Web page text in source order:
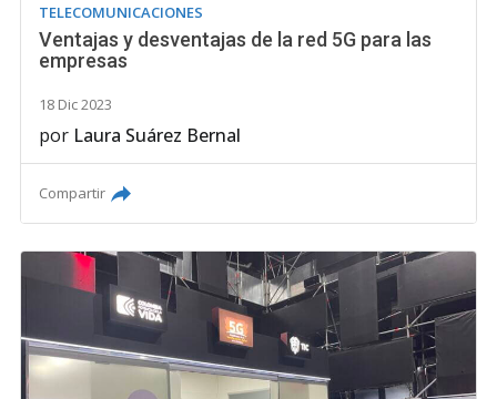
TELECOMUNICACIONES
Ventajas y desventajas de la red 5G para las
empresas
18 Dic 2023
por Laura Suárez Bernal
Compartir